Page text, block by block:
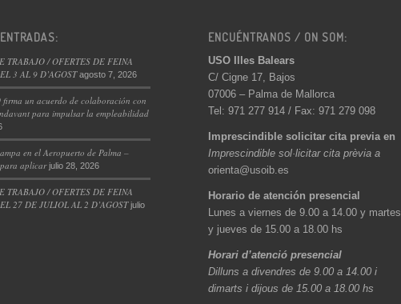
TRABAJO / OFERTES DE FEINA
3 AL 9 D’AGOST agosto 7, 2026
firma un acuerdo de colaboración con
para impulsar la empleabilidad
en el Aeropuerto de Palma –
aplicar julio 28, 2026
TRABAJO / OFERTES DE FEINA
27 DE JULIOL AL 2 D’AGOST julio
ENCUÉNTRANOS / ON SOM:
USO Illes Balears
C/ Cigne 17, Bajos
07006 – Palma de Mallorca
Tel: 971 277 914 / Fax: 971 279 098
Imprescindible solicitar cita previa en
Imprescindible sol·licitar cita prèvia a
orienta@usoib.es
Horario de atención presencial
Lunes a viernes de 9.00 a 14.00 y martes
y jueves de 15.00 a 18.00 hs
Horari d’atenció presencial
Dilluns a divendres de 9.00 a 14.00 i
dimarts i dijous de 15.00 a 18.00 hs